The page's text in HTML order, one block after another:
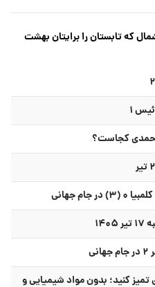
که تابستان را برایتان بهشت
کجاست؟
این ترفند ۵ دقیقه‌ای تمیز کنید؛ بدون مواد شیمیایی و